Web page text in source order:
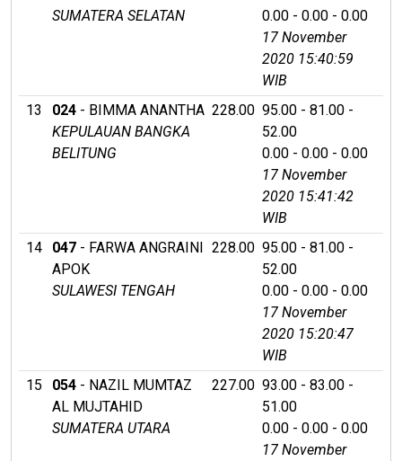
SUMATERA SELATAN
0.00 - 0.00 - 0.00
17 November
2020 15:40:59
WIB
13
024 - BIMMA ANANTHA
KEPULAUAN BANGKA
BELITUNG
228.00 95.00 - 81.00 -
52.00
0.00 - 0.00 - 0.00
17 November
2020 15:41:42
WIB
14
047 - FARWA ANGRAINI
APOK
SULAWESI TENGAH
228.00 95.00 - 81.00 -
52.00
0.00 - 0.00 - 0.00
17 November
2020 15:20:47
WIB
15
054 - NAZIL MUMTAZ
AL MUJTAHID
SUMATERA UTARA
227.00 93.00 - 83.00 -
51.00
0.00 - 0.00 - 0.00
17 November